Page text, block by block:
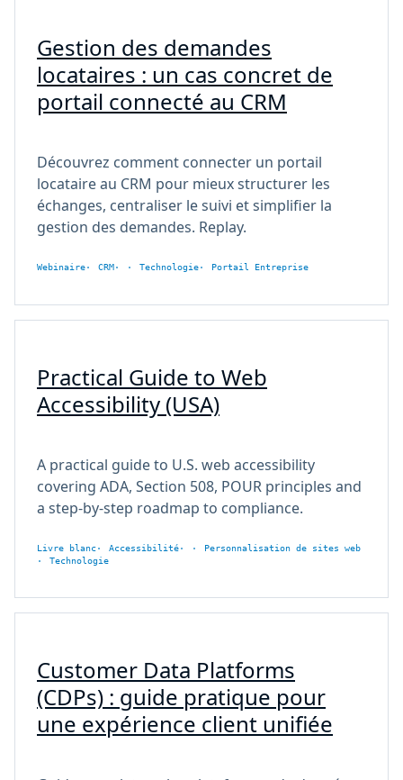
Gestion des demandes
locataires : un cas concret de
portail connecté au CRM
Découvrez comment connecter un portail
locataire au CRM pour mieux structurer les
échanges, centraliser le suivi et simplifier la
gestion des demandes. Replay.
Webinaire CRM Technologie Portail Entreprise
Practical Guide to Web
Accessibility (USA)
A practical guide to U.S. web accessibility
covering ADA, Section 508, POUR principles and
a step-by-step roadmap to compliance.
Livre blanc Accessibilité
Personnalisation de sites web
Technologie
Customer Data Platforms
(CDPs) : guide pratique pour
une expérience client unifiée